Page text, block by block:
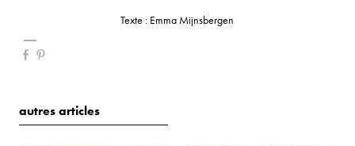
Texte : Emma Mijnsbergen
autres articles